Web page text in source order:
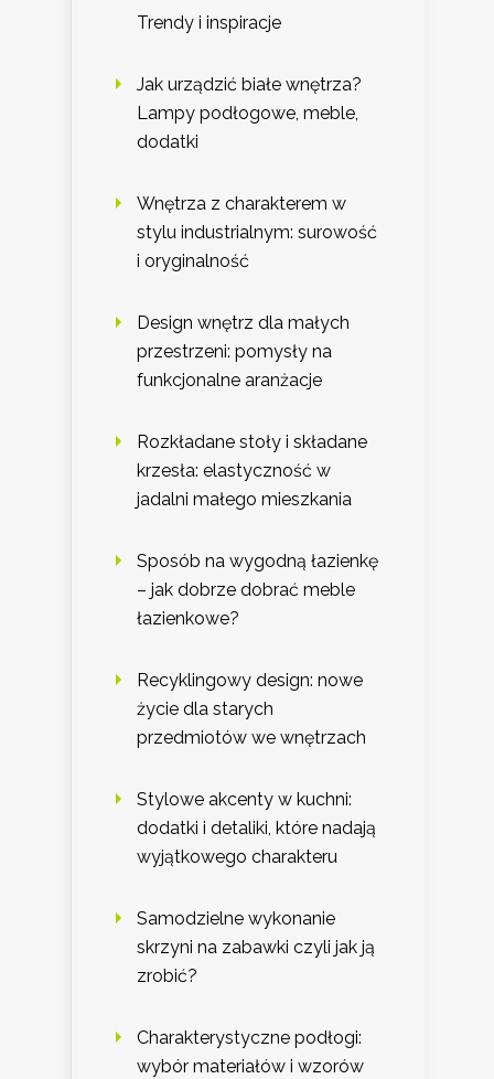
Trendy i inspiracje
Jak urządzić białe wnętrza?
Lampy podłogowe, meble,
dodatki
Wnętrza z charakterem w
stylu industrialnym: surowość
i oryginalność
Design wnętrz dla małych
przestrzeni: pomysły na
funkcjonalne aranżacje
Rozkładane stoły i składane
krzesła: elastyczność w
jadalni małego mieszkania
Sposób na wygodną łazienkę
– jak dobrze dobrać meble
łazienkowe?
Recyklingowy design: nowe
życie dla starych
przedmiotów we wnętrzach
Stylowe akcenty w kuchni:
dodatki i detaliki, które nadają
wyjątkowego charakteru
Samodzielne wykonanie
skrzyni na zabawki czyli jak ją
zrobić?
Charakterystyczne podłogi:
wybór materiałów i wzorów